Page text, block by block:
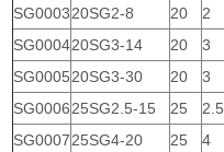
SG000320SG2-8 20 2
SG000420SG3-14 20 3
SG000520SG3-30 20 3
SG000625SG2.5-15 25 2.5
SG000725SG4-20 25 4